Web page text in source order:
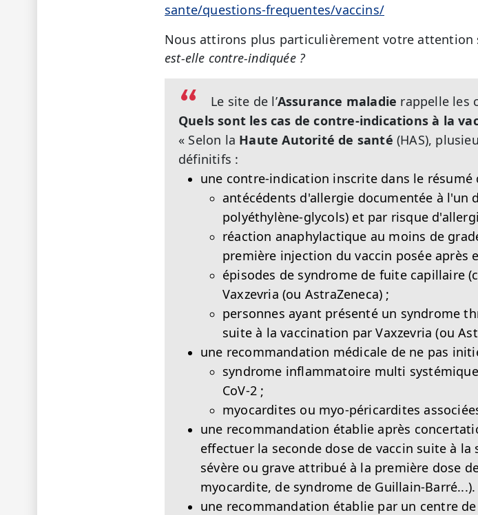
sante/questions-frequentes/vaccins/
Nous attirons plus particulièrement votre attention
est-elle contre-indiquée ?
Le site de l’Assurance maladie rappelle les
Quels sont les cas de contre-indications à la
« Selon la Haute Autorité de santé (HAS),
définitifs :
une contre-indication inscrite dans le résumé
antécédents d'allergie documentée à l'un
polyéthylène-glycols) et par risque
réaction anaphylactique au moins de
première injection du vaccin posée après
épisodes de syndrome de fuite capillaire
Vaxzevria (ou AstraZeneca) ;
personnes ayant présenté un syndrome
suite à la vaccination par Vaxzevria (ou
une recommandation médicale de ne pas
syndrome inflammatoire multi
CoV-2 ;
myocardites ou myo-péricardites
une recommandation établie après
effectuer la seconde dose de vaccin suite à
sévère ou grave attribué à la première dose
myocardite, de syndrome de Guillain-Barré...).
une recommandation établie par un centre